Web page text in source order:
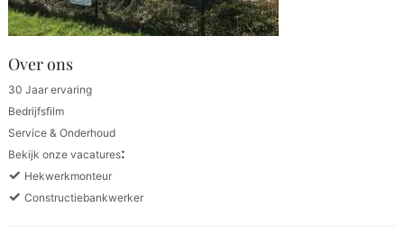
Over ons
30 Jaar ervaring
Bedrijfsfilm
Service & Onderhoud
Bekijk onze vacatures:
✓ Hekwerkmonteur
✓ Constructiebankwerker